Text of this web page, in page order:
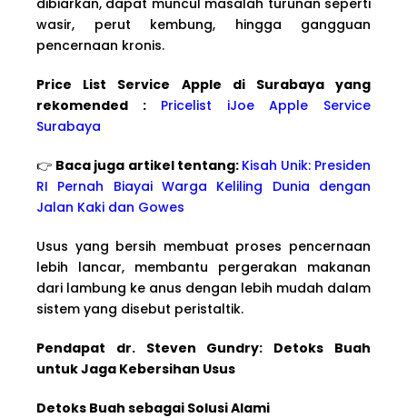
wasir, perut kembung, hingga gangguan
pencernaan kronis.
Price List Service Apple di Surabaya yang
rekomended :
Pricelist iJoe Apple Service
Surabaya
👉 Baca juga artikel tentang: Kisah Unik: Presiden
RI Pernah Biayai Warga Keliling Dunia dengan
Jalan Kaki dan Gowes
Usus yang bersih membuat proses pencernaan
lebih lancar, membantu pergerakan makanan
dari lambung ke anus dengan lebih mudah dalam
sistem yang disebut peristaltik.
Pendapat dr. Steven Gundry: Detoks Buah
untuk Jaga Kebersihan Usus
Detoks Buah sebagai Solusi Alami